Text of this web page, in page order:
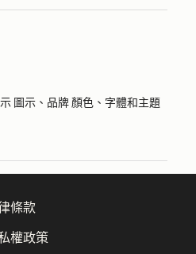
圖示、品牌 顏色、字體和主題
條款
權政策